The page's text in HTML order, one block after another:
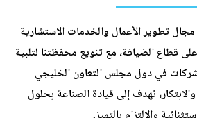
تطوير الأعمال والخدمات الاستشارية
الضيافة، مع تنويع محفظتنا لتلبية
في دول مجلس التعاون الخليجي
نهدف إلى قيادة الصناعة بحلول